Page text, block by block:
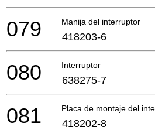
Manija del interruptor
079 418203-6
Interruptor
080 638275-7
Placa de montaje del
081 418202-8